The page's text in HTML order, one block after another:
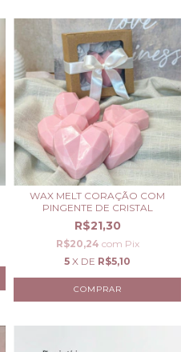
WAX MELT CORAÇÃO COM
PINGENTE DE CRISTAL
R$21,30
R$20,24 com Pix
5 X DE R$5,10
COMPRAR